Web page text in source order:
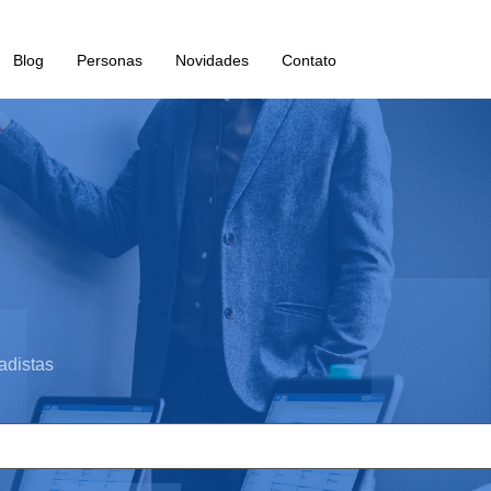
Blog Personas Novidades Contato